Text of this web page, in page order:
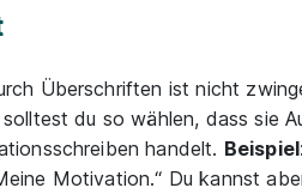
Überschriften ist nicht
du so wählen, dass sie
handelt. Beispiel
Motivation.“ Du kannst